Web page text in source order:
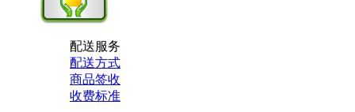
配送服务
配送方式
商品签收
收费标准